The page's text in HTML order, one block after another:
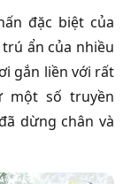
đặc biệt của
ẩn của nhiều
gắn liền với rất
một số truyền
dừng chân và